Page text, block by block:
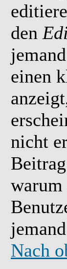
den
einen
nicht
warum
Nach